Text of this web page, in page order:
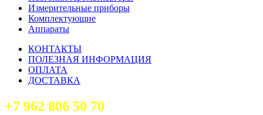
Измерительные приборы
Комплектующие
Аппараты
КОНТАКТЫ
ПОЛЕЗНАЯ ИНФОРМАЦИЯ
ОПЛАТА
ДОСТАВКА
+7 962 806 50 70